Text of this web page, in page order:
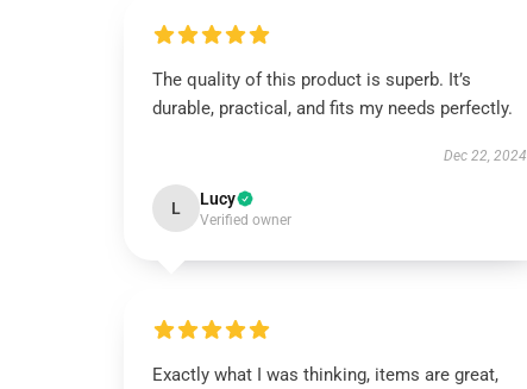
The quality of this product is superb. It’s
durable, practical, and fits my needs perfectly.
Dec 22, 2024
L Lucy
Verified owner
Exactly what I was thinking, items are great,